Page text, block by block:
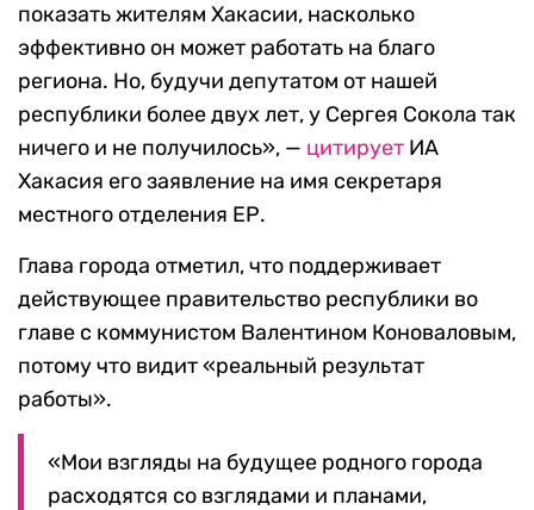
показать жителям Хакасии, насколько
эффективно он может работать на благо
региона. Но, будучи депутатом от нашей
республики более двух лет, у Сергея Сокола так
ничего и не получилось», — цитирует ИА
Хакасия его заявление на имя секретаря
местного отделения ЕР.
Глава города отметил, что поддерживает
действующее правительство республики во
главе с коммунистом Валентином Коноваловым,
потому что видит «реальный результат
работы».
«Мои взгляды на будущее родного города
расходятся со взглядами и планами,